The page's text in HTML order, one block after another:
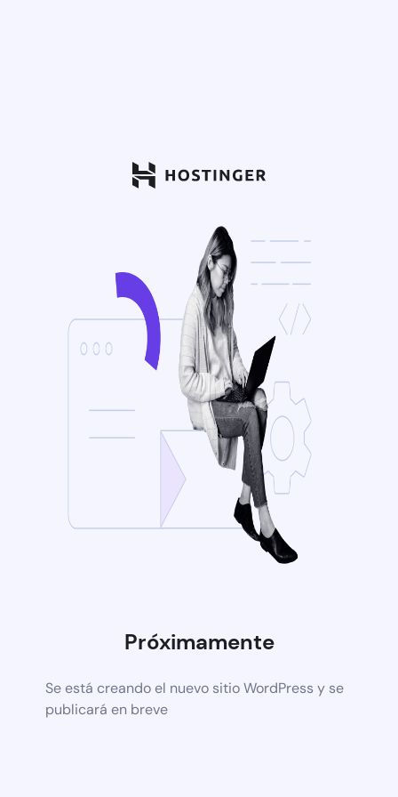
Próximamente
Se está creando el nuevo sitio WordPress y se
publicará en breve